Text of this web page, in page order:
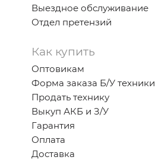
Выездное обслуживание
Отдел претензий
Как купить
Оптовикам
Форма заказа Б/У техники
Продать технику
Выкуп АКБ и З/У
Гарантия
Оплата
Доставка